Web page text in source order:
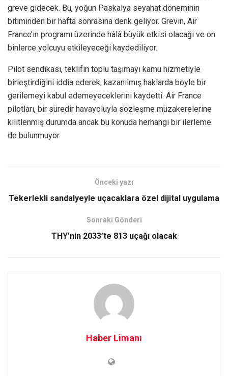
greve gidecek. Bu, yoğun Paskalya seyahat döneminin
bitiminden bir hafta sonrasına denk geliyor. Grevin, Air
France’ın programı üzerinde hâlâ büyük etkisi olacağı ve on
binlerce yolcuyu etkileyeceği kaydediliyor.
Pilot sendikası, teklifin toplu taşımayı kamu hizmetiyle
birleştirdiğini iddia ederek, kazanılmış haklarda böyle bir
gerilemeyi kabul edemeyeceklerini kaydetti. Air France
pilotları, bir süredir havayoluyla sözleşme müzakerelerine
kilitlenmiş durumda ancak bu konuda herhangi bir ilerleme
de bulunmuyor.
Önceki yazı
Tekerlekli sandalyeyle uçacaklara özel dijital uygulama
Sonraki Gönderi
THY’nin 2033’te 813 uçağı olacak
Haber Limanı